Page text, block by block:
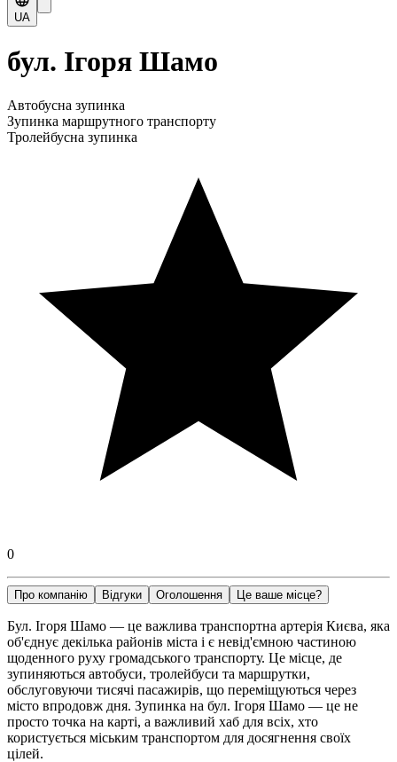
UA
бул. Ігоря Шамо
Автобусна зупинка
Зупинка маршрутного транспорту
Тролейбусна зупинка
0
Про компанію Відгуки Оголошення Це ваше місце?
Бул. Ігоря Шамо — це важлива транспортна артерія Києва, яка
об'єднує декілька районів міста і є невід'ємною частиною
щоденного руху громадського транспорту. Це місце, де
зупиняються автобуси, тролейбуси та маршрутки,
обслуговуючи тисячі пасажирів, що переміщуються через
місто впродовж дня. Зупинка на бул. Ігоря Шамо — це не
просто точка на карті, а важливий хаб для всіх, хто
користується міським транспортом для досягнення своїх
цілей.